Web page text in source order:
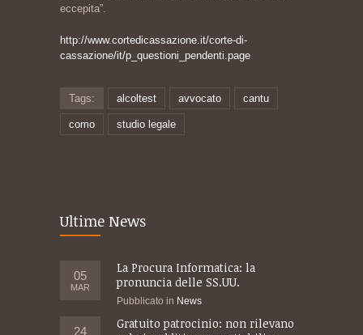
eccepita”.
http://www.cortedicassazione.it/corte-di-
cassazione/it/p_questioni_pendenti.page
Tags: alcoltest avvocato cantu
como studio legale
Ultime News
05
MAR
La Procura Informatica: la
pronuncia delle SS.UU.
Pubblicato in News
24
Gratuito patrocinio: non rilevano